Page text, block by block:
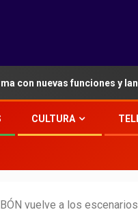
funciones y lanza
CULTURA
vuelve a los